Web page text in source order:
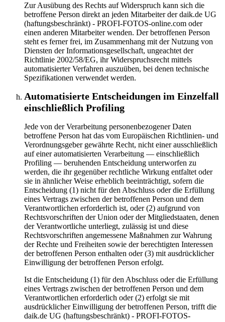
Zur Ausübung des Rechts auf Widerspruch kann sich die
betroffene Person direkt an jeden Mitarbeiter der daik.de UG
(haftungsbeschränkt) - PROFI-FOTOS-online.com oder
einen anderen Mitarbeiter wenden. Der betroffenen Person
steht es ferner frei, im Zusammenhang mit der Nutzung von
Diensten der Informationsgesellschaft, ungeachtet der
Richtlinie 2002/58/EG, ihr Widerspruchsrecht mittels
automatisierter Verfahren auszuüben, bei denen technische
Spezifikationen verwendet werden.
Automatisierte Entscheidungen im Einzelfall
einschließlich Profiling
Jede von der Verarbeitung personenbezogener Daten
betroffene Person hat das vom Europäischen Richtlinien- und
Verordnungsgeber gewährte Recht, nicht einer ausschließlich
auf einer automatisierten Verarbeitung — einschließlich
Profiling — beruhenden Entscheidung unterworfen zu
werden, die ihr gegenüber rechtliche Wirkung entfaltet oder
sie in ähnlicher Weise erheblich beeinträchtigt, sofern die
Entscheidung (1) nicht für den Abschluss oder die Erfüllung
eines Vertrags zwischen der betroffenen Person und dem
Verantwortlichen erforderlich ist, oder (2) aufgrund von
Rechtsvorschriften der Union oder der Mitgliedstaaten, denen
der Verantwortliche unterliegt, zulässig ist und diese
Rechtsvorschriften angemessene Maßnahmen zur Wahrung
der Rechte und Freiheiten sowie der berechtigten Interessen
der betroffenen Person enthalten oder (3) mit ausdrücklicher
Einwilligung der betroffenen Person erfolgt.
Ist die Entscheidung (1) für den Abschluss oder die Erfüllung
eines Vertrags zwischen der betroffenen Person und dem
Verantwortlichen erforderlich oder (2) erfolgt sie mit
ausdrücklicher Einwilligung der betroffenen Person, trifft die
daik.de UG (haftungsbeschränkt) - PROFI-FOTOS-